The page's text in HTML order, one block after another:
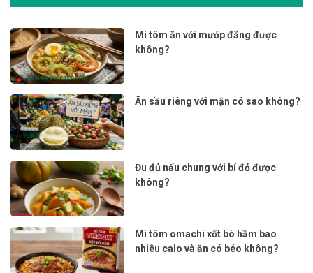
Mì tôm ăn với mướp đắng được
không?
Ăn sầu riêng với mận có sao không?
Đu đủ nấu chung với bí đỏ được
không?
Mì tôm omachi xốt bò hầm bao
nhiêu calo và ăn có béo không?